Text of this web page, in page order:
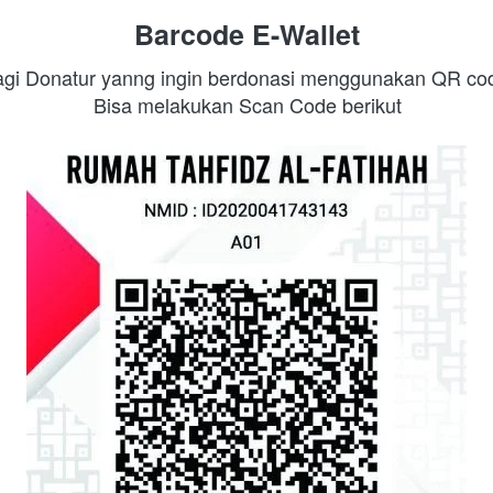
Barcode E-Wallet
Donatur yanng ingin berdonasi menggunakan QR
Bisa melakukan Scan Code berikut